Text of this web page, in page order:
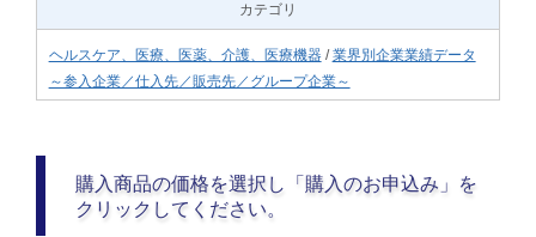
カテゴリ
ヘルスケア、医療、医薬、介護、医療機器/業界別企業業績データ
～参入企業／仕入先／販売先／グループ企業～
購入商品の価格を選択し「購入のお申込み」を
クリックしてください。